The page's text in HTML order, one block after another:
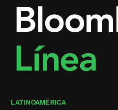
LATINOAMÉRICA